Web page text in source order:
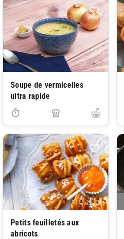
Soupe de vermicelles
ultra rapide
Petits feuilletés aux
abricots